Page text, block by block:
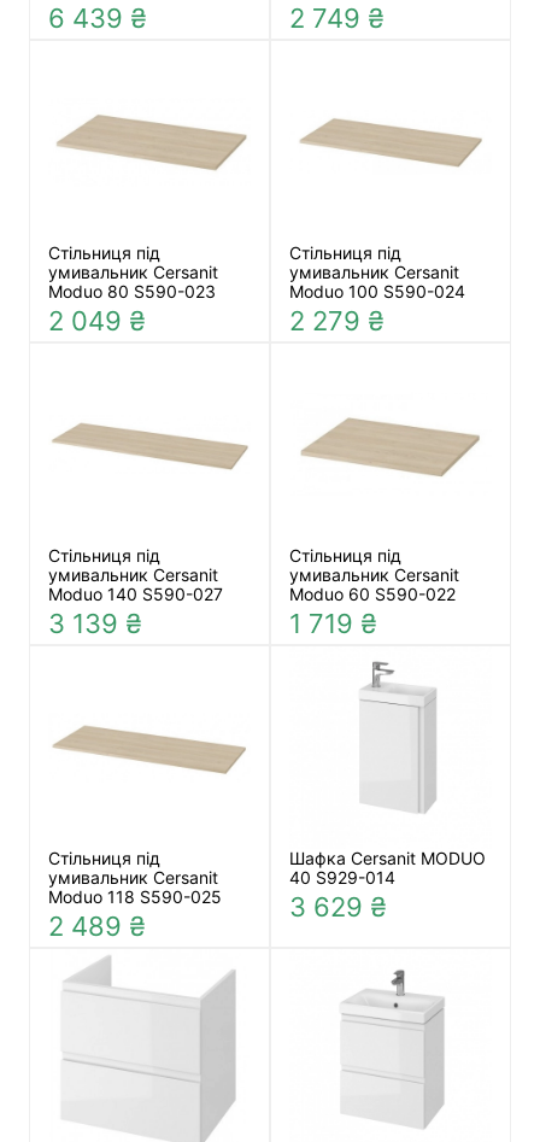
6 439 ₴ 2 749 ₴
Стільниця під
умивальник Cersanit
Moduo 80 S590-023
2 049 ₴
Стільниця під
умивальник Cersanit
Moduo 100 S590-024
2 279 ₴
Стільниця під
умивальник Cersanit
Moduo 140 S590-027
3 139 ₴
Стільниця під
умивальник Cersanit
Moduo 60 S590-022
1 719 ₴
Стільниця під
умивальник Cersanit
Moduo 118 S590-025
2 489 ₴
Шафка Cersanit MODUO
40 S929-014
3 629 ₴